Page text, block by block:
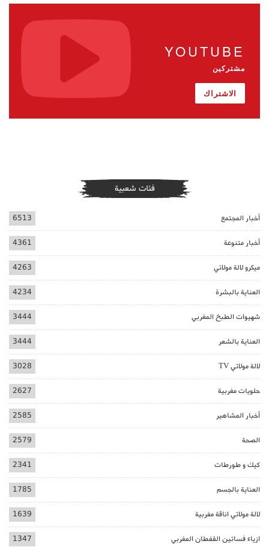
YOUTUBE
مشتركين
الاشتراك
فئات شعبية
أخبار المجتمع 6513
أخبار متنوعة 4361
ميكرو لالة مولاتي 4263
العناية بالبشرة 4234
شهيوات الطبخ المغربي 3444
العناية بالشعر 3444
لالة مولاتي TV 3028
حلويات مغربية 2627
أخبار المشاهير 2585
الصحة 2579
كيك و طورطات 2341
العناية بالجسم 1785
لالة مولاتي اناقة مغربية 1639
ازياء فساتين القفطان المغربي 1347